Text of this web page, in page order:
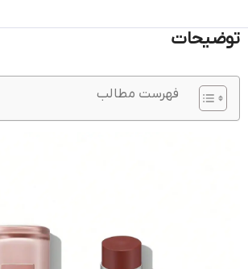
توضیحات
فهرست مطالب